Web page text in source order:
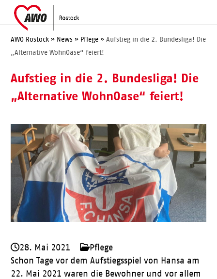
content
Open
mobile
menu
Close
mobile
menu
AWO Rostock » News » Pflege »Aufstieg in die 2. Bundesliga! Die
„Alternative WohnOase“ feiert!
Aufstieg in die 2. Bundesliga! Die
„Alternative WohnOase“ feiert!
28. Mai 2021
Pflege
Schon Tage vor dem Aufstiegsspiel von Hansa am
22. Mai 2021 waren die Bewohner und vor allem